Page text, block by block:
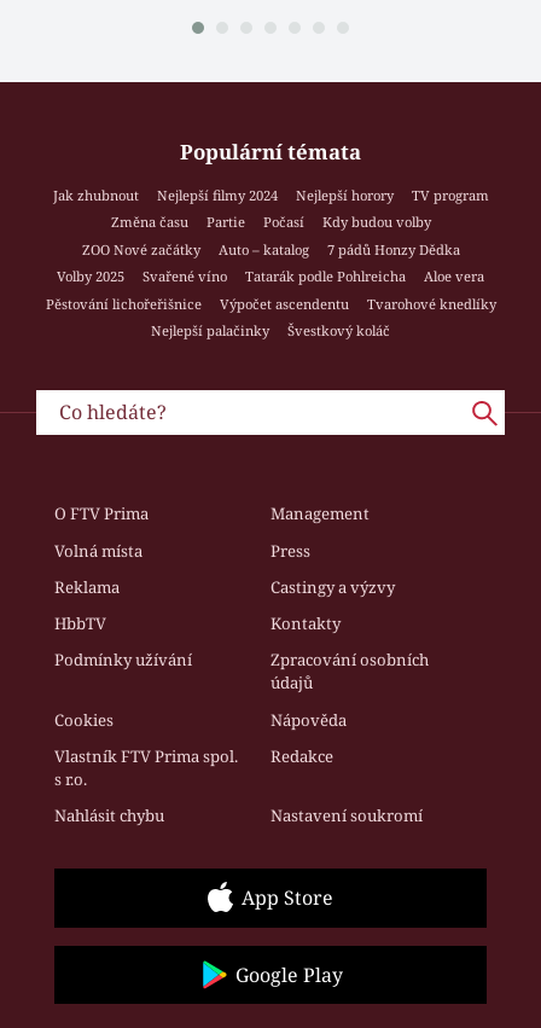
Populární témata
Jak zhubnout Nejlepší filmy 2024 Nejlepší horory
TV program
Změna času
Partie Počasí
Kdy budou volby
ZOO Nové začátky
Auto – katalog
7 pádů Honzy Dědka
Volby 2025
Svařené víno Tatarák podle Pohlreicha
Aloe vera
Pěstování lichořeřišnice
Výpočet ascendentu
Tvarohové knedlíky
Nejlepší palačinky
Švestkový koláč
O FTV Prima
Management
Volná místa
Press
Reklama
Castingy a výzvy
HbbTV
Kontakty
Podmínky užívání
Zpracování osobních
údajů
Cookies
Nápověda
Vlastník FTV Prima spol.
s r.o.
Redakce
Nahlásit chybu Nastavení soukromí
App Store
Google Play